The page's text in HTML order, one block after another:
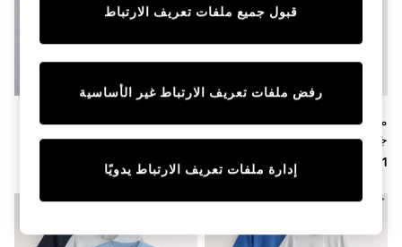
Women's Travel Styles
Occasionwear
Linen Collection
Cover Ups & Kaftans
Swimwear
Jumpsuits & Playsuits
Beachwear
Skirts
Sun Hats & Caps
متعدد الألوان - طقم من 5 بيجامات
جيرسيه بأكمام قصيرة
حزمة من 3 بيجامات جيرسيه من
The Set
قبول جميع ملفات تعريف الارتباط
رفض ملفات تعريف الارتباط غير الأساسية
إدارة ملفات تعريف الارتباط يدويًا